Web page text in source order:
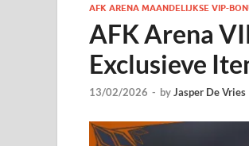
AFK ARENA MAANDELIJKSE VIP-
AFK Arena
Exclusieve
13/02/2026 - byJasper De Vries